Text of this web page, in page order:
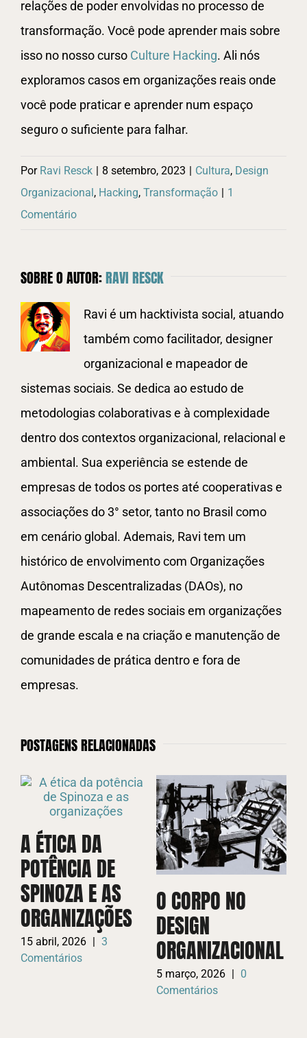
relações de poder envolvidas no processo de
transformação. Você pode aprender mais sobre
isso no nosso curso Culture Hacking. Ali nós
exploramos casos em organizações reais onde
você pode praticar e aprender num espaço
seguro o suficiente para falhar.
Por Ravi Resck | 8 setembro, 2023 | Cultura, Design
Organizacional, Hacking, Transformação | 1
Comentário
SOBRE O AUTOR:RAVI RESCK
Ravi é um hacktivista social, atuando
também como facilitador, designer
organizacional e mapeador de
sistemas sociais. Se dedica ao estudo de
metodologias colaborativas e à complexidade
dentro dos contextos organizacional, relacional e
ambiental. Sua experiência se estende de
empresas de todos os portes até cooperativas e
associações do 3° setor, tanto no Brasil como
em cenário global. Ademais, Ravi tem um
histórico de envolvimento com Organizações
Autônomas Descentralizadas (DAOs), no
mapeamento de redes sociais em organizações
de grande escala e na criação e manutenção de
comunidades de prática dentro e fora de
empresas.
POSTAGENS RELACIONADAS
A ÉTICA DA
POTÊNCIA DE
SPINOZA E AS
ORGANIZAÇÕES
15 abril, 2026 | 3
Comentários
O CORPO NO
DESIGN
ORGANIZACIONAL
5 março, 2026 | 0
Comentários